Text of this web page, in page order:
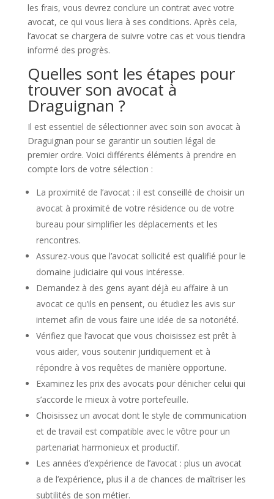
les frais, vous devrez conclure un contrat avec votre
avocat, ce qui vous liera à ses conditions. Après cela,
l’avocat se chargera de suivre votre cas et vous tiendra
informé des progrès.
Quelles sont les étapes pour
trouver son avocat à
Draguignan ?
Il est essentiel de sélectionner avec soin son avocat à
Draguignan pour se garantir un soutien légal de
premier ordre. Voici différents éléments à prendre en
compte lors de votre sélection :
La proximité de l’avocat : il est conseillé de choisir un
avocat à proximité de votre résidence ou de votre
bureau pour simplifier les déplacements et les
rencontres.
Assurez-vous que l’avocat sollicité est qualifié pour le
domaine judiciaire qui vous intéresse.
Demandez à des gens ayant déjà eu affaire à un
avocat ce qu’ils en pensent, ou étudiez les avis sur
internet afin de vous faire une idée de sa notoriété.
Vérifiez que l’avocat que vous choisissez est prêt à
vous aider, vous soutenir juridiquement et à
répondre à vos requêtes de manière opportune.
Examinez les prix des avocats pour dénicher celui qui
s’accorde le mieux à votre portefeuille.
Choisissez un avocat dont le style de communication
et de travail est compatible avec le vôtre pour un
partenariat harmonieux et productif.
Les années d’expérience de l’avocat : plus un avocat
a de l’expérience, plus il a de chances de maîtriser les
subtilités de son métier.